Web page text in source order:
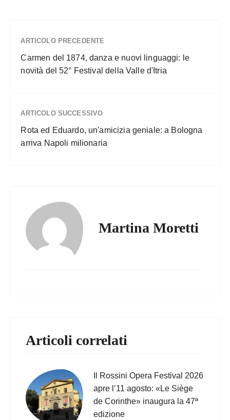
ARTICOLO PRECEDENTE
Carmen del 1874, danza e nuovi linguaggi: le
novità del 52° Festival della Valle d'Itria
ARTICOLO SUCCESSIVO
Rota ed Eduardo, un'amicizia geniale: a Bologna
arriva Napoli milionaria
Martina Moretti
Articoli correlati
Il Rossini Opera Festival 2026
apre l’11 agosto: «Le Siège
de Corinthe» inaugura la 47ª
edizione